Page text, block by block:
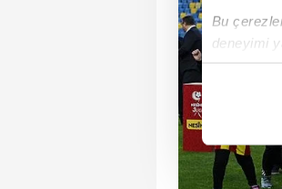
Bu
deneyimi
içerikleri
Sizlere